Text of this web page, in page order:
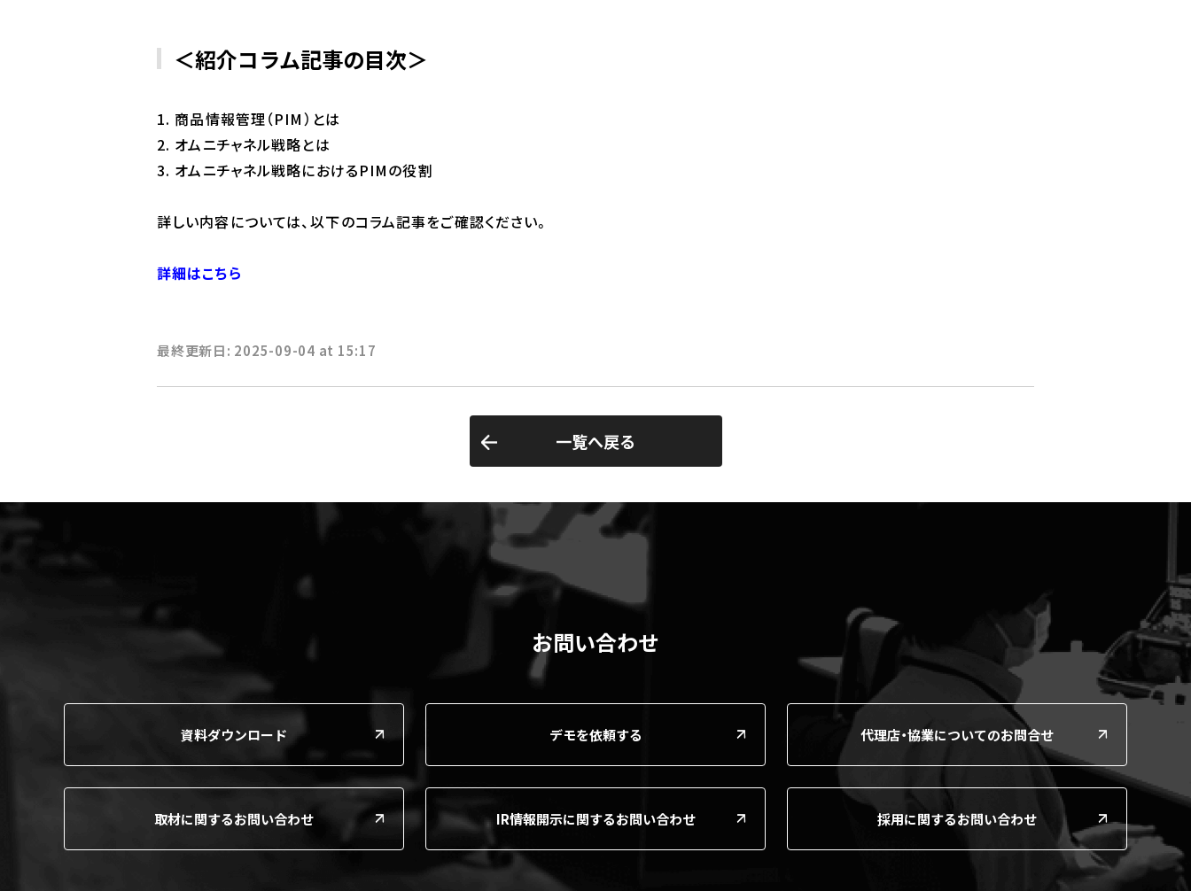
＜紹介コラム記事の目次＞
1. 商品情報管理（PIM）とは
2. オムニチャネル戦略とは
3. オムニチャネル戦略におけるPIMの役割
詳しい内容については、以下のコラム記事をご確認ください。
詳細はこちら
最終更新日: 2025-09-04 at 15:17
一覧へ戻る
お問い合わせ
資料ダウンロード デモを依頼する 代理店・協業についてのお問合せ
取材に関するお問い合わせ IR情報開示に関するお問い合わせ 採用に関するお問い合わせ